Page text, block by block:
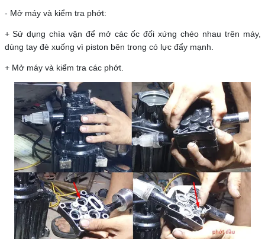
- Mở máy và kiểm tra phớt:
+ Sử dụng chìa vặn để mở các ốc đối xứng chéo nhau trên máy,
dùng tay đè xuống vì piston bên trong có lực đẩy mạnh.
+ Mở máy và kiểm tra các phớt.